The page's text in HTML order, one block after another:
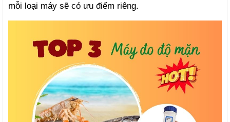
mỗi loại máy sẽ có ưu điểm riêng.